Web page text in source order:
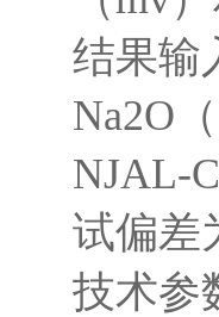
结果输
Na2O
NJAL-
试偏差
技术参